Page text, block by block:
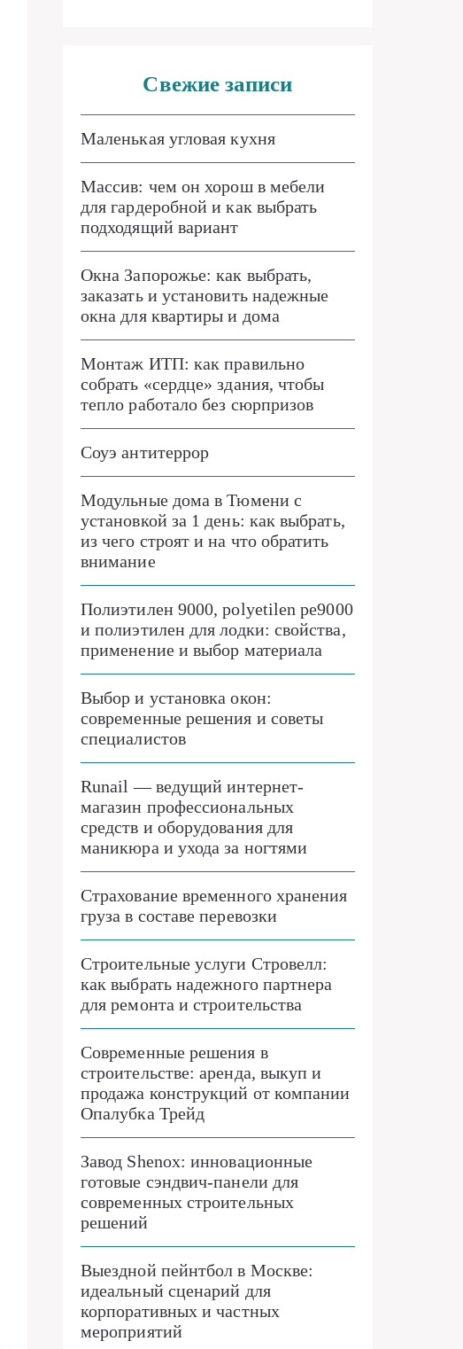
Свежие записи
Маленькая угловая кухня
Массив: чем он хорош в мебели
для гардеробной и как выбрать
подходящий вариант
Окна Запорожье: как выбрать,
заказать и установить надежные
окна для квартиры и дома
Монтаж ИТП: как правильно
собрать «сердце» здания, чтобы
тепло работало без сюрпризов
Соуэ антитеррор
Модульные дома в Тюмени с
установкой за 1 день: как выбрать,
из чего строят и на что обратить
внимание
Полиэтилен 9000, polyetilen pe9000
и полиэтилен для лодки: свойства,
применение и выбор материала
Выбор и установка окон:
современные решения и советы
специалистов
Runail — ведущий интернет-
магазин профессиональных
средств и оборудования для
маникюра и ухода за ногтями
Страхование временного хранения
груза в составе перевозки
Строительные услуги Стровелл:
как выбрать надежного партнера
для ремонта и строительства
Современные решения в
строительстве: аренда, выкуп и
продажа конструкций от компании
Опалубка Трейд
Завод Shenox: инновационные
готовые сэндвич-панели для
современных строительных
решений
Выездной пейнтбол в Москве:
идеальный сценарий для
корпоративных и частных
мероприятий